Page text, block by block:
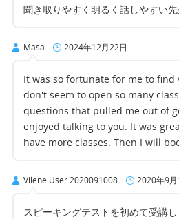
聞き取りやすく明るく話しやすい先
Masa 2024年12月22日
It was so fortunate for me to find
don't seem to open so many
questions that pulled me out of
enjoyed talking to you. It was
have more classes. Then I will
Vilene User 2020091008 2020年9月
スピーキングテストを初めて受講